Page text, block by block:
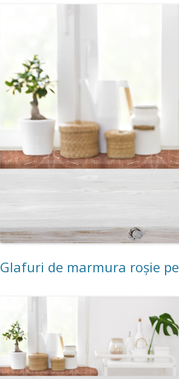
Glafuri de marmura roșie